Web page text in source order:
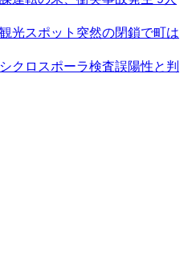
光スポット突然の閉鎖で町は
クロスポーラ検査誤陽性と判